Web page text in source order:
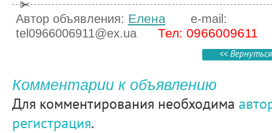
Автор объявления: Елена
e-mail:
tel0966006911@ex.ua
Тел: 0966009611
<<
Комментарии к объявлению
Для комментирования необходима
регистрация.